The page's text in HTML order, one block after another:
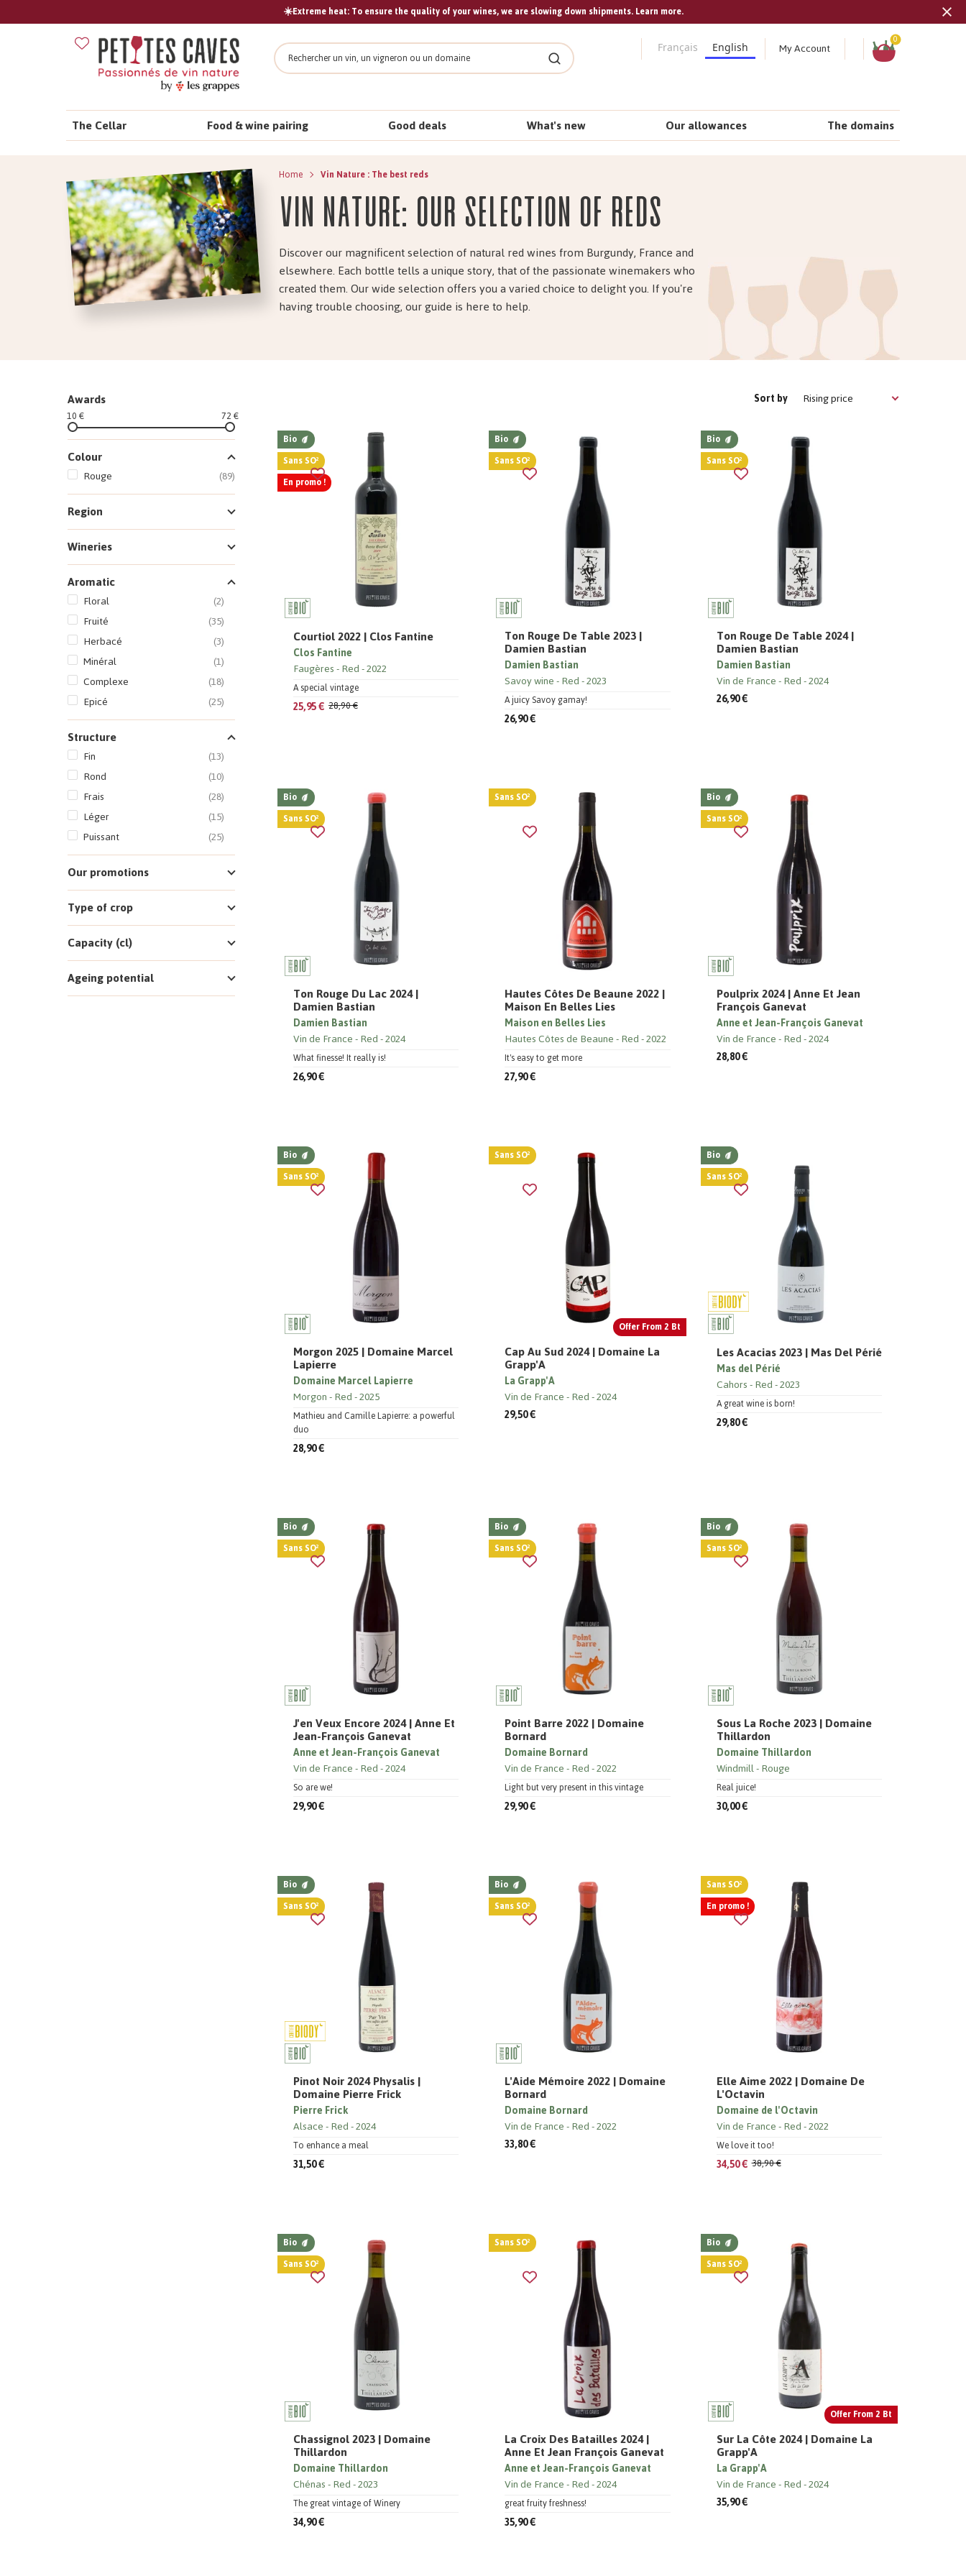
☀️Extreme heat: To ensure the quality of your wines, we are slowing down shipments. Learn more.
Search
Search
Français English My Account
Shopping
0
The Cellar Food & wine pairing Good deals What's new Our allowances The domains
Home Vin Nature : The best reds
Vin Nature: Our selection of reds
Discover our magnificent selection of natural red wines from Burgundy, France and
elsewhere. Each bottle tells a unique story, that of the passionate winemakers who
created them. Our wide selection offers you a varied choice to delight you. If you're
having trouble choosing, our guide is here to help.
Sort by Rising price
Awards
10 € 72 €
Colour
Rouge (89)
Region
Wineries
Aromatic
Floral
(2)
Fruité
(35)
Herbacé
(3)
Minéral
(1)
Complexe
(18)
Epicé
(25)
Structure
Fin
(13)
Rond
(10)
Frais
(28)
Léger
(15)
Puissant
(25)
Our promotions
Type of crop
Capacity (cl)
Ageing potential
Bio
Sans SO²
En promo !
Courtiol 2022 | Clos Fantine
Clos Fantine
Faugères Red 2022
A special vintage
25,95 € 28,90 €
Bio
Sans SO²
Ton Rouge De Table 2023 |
Damien Bastian
Damien Bastian
Savoy wine Red 2023
A juicy Savoy gamay!
26,90 €
Bio
Sans SO²
Ton Rouge De Table 2024 |
Damien Bastian
Damien Bastian
Vin de France Red 2024
26,90 €
Bio
Sans SO²
Ton Rouge Du Lac 2024 |
Damien Bastian
Damien Bastian
Vin de France Red 2024
What finesse! It really is!
26,90 €
Sans SO²
Hautes Côtes De Beaune 2022 |
Maison En Belles Lies
Maison en Belles Lies
Hautes Côtes de Beaune Red 2022
It's easy to get more
27,90 €
Bio
Sans SO²
Poulprix 2024 | Anne Et Jean
François Ganevat
Anne et Jean-François Ganevat
Vin de France Red 2024
28,80 €
Bio
Sans SO²
Morgon 2025 | Domaine Marcel
Lapierre
Domaine Marcel Lapierre
Morgon Red 2025
Mathieu and Camille Lapierre: a powerful
duo
28,90 €
Offer From 2 Bt
Sans SO²
Cap Au Sud 2024 | Domaine La
Grapp'A
La Grapp'A
Vin de France Red 2024
29,50 €
Bio
Sans SO²
Les Acacias 2023 | Mas Del Périé
Mas del Périé
Cahors Red 2023
A great wine is born!
29,80 €
Bio
Sans SO²
J'en Veux Encore 2024 | Anne Et
Jean-François Ganevat
Anne et Jean-François Ganevat
Vin de France Red 2024
So are we!
29,90 €
Bio
Sans SO²
Point Barre 2022 | Domaine
Bornard
Domaine Bornard
Vin de France Red 2022
Light but very present in this vintage
29,90 €
Bio
Sans SO²
Sous La Roche 2023 | Domaine
Thillardon
Domaine Thillardon
Windmill Rouge
Real juice!
30,00 €
Bio
Sans SO²
Pinot Noir 2024 Physalis |
Domaine Pierre Frick
Pierre Frick
Alsace Red 2024
To enhance a meal
31,50 €
Bio
Sans SO²
L'Aide Mémoire 2022 | Domaine
Bornard
Domaine Bornard
Vin de France Red 2022
33,80 €
Sans SO²
En promo !
Elle Aime 2022 | Domaine De
L'Octavin
Domaine de l'Octavin
Vin de France Red 2022
We love it too!
34,50 € 38,90 €
Bio
Sans SO²
Chassignol 2023 | Domaine
Thillardon
Domaine Thillardon
Chénas Red 2023
The great vintage of Winery
34,90 €
Sans SO²
La Croix Des Batailles 2024 |
Anne Et Jean François Ganevat
Anne et Jean-François Ganevat
Vin de France Red 2024
great fruity freshness!
35,90 €
Offer From 2 Bt
Bio
Sans SO²
Sur La Côte 2024 | Domaine La
Grapp'A
La Grapp'A
Vin de France Red 2024
35,90 €